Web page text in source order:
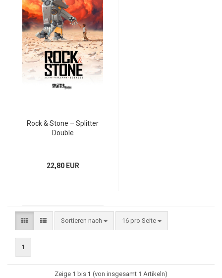
Rock & Stone – Splitter
Double
22,80 EUR
Sortieren nach 16 pro Seite
1
Zeige 1 bis 1 (von insgesamt 1 Artikeln)